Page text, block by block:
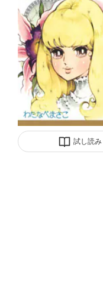
試し読み